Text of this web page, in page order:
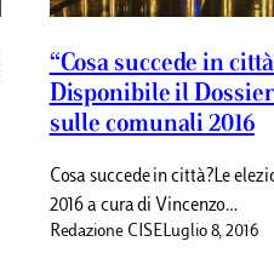
“Cosa succede in
Disponibile il
sulle comunali 2016
Cosa succede in città?Le
2016 a cura di Vincenzo…
Redazione CISE Luglio 8, 2016